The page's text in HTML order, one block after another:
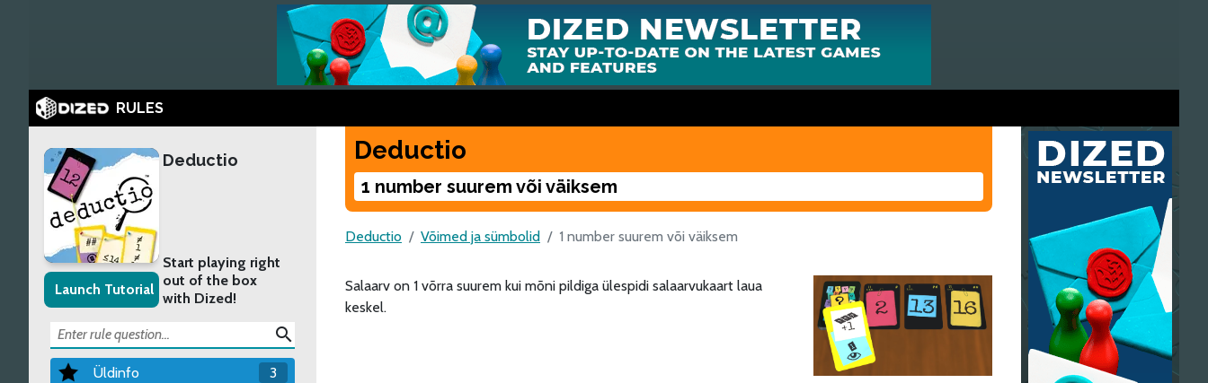
RULES
Launch Tutorial
Deductio
Start playing right
out of the box
with Dized!
search
Üldinfo
3
Deductio
1 number suurem või väiksem
Deductio Võimed ja sümbolid 1 number suurem või väiksem
Salaarv on 1 võrra suurem kui mõni pildiga ülespidi salaarvukaart laua
keskel.